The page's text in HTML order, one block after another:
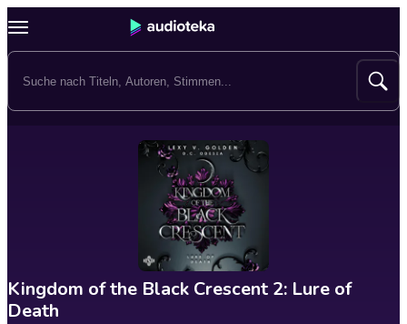
Kingdom of the Black Crescent 2: Lure of
Death